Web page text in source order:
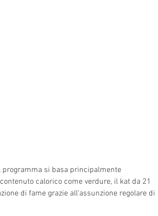
calorico come verdure, il kat da 21
di fame grazie all'assunzione regolare di